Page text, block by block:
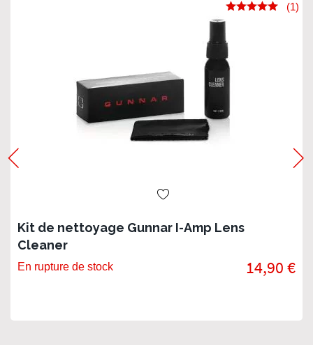
Kit de nettoyage Gunnar I-Amp Lens
Cleaner
(1)
En rupture de stock 14,90 €